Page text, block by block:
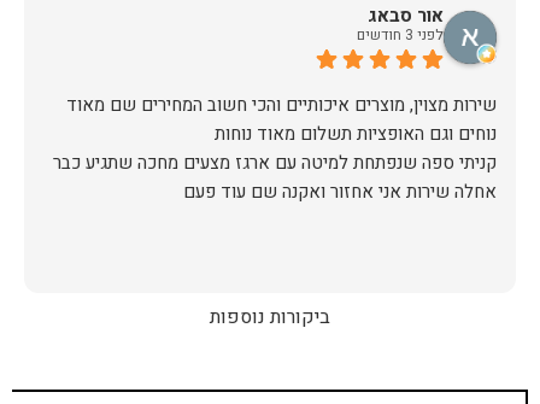
אור סבאג
לפני 3 חודשים
שירות מצוין, מוצרים איכותיים והכי חשוב המחירים שם מאוד
קניתי ספה שנפתחת למיטה עם ארגז מצעים מחכה שתגיע כבר
אחלה שירות אני אחזור ואקנה שם עוד פעם
ביקורות נוספות